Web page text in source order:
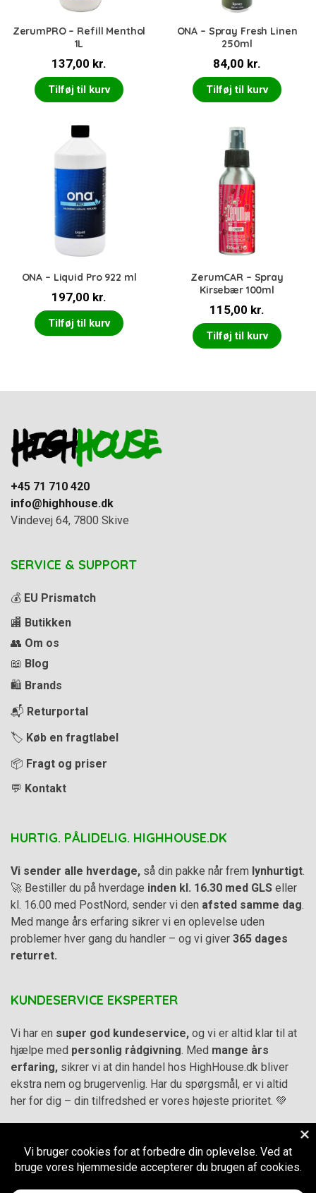
ZerumPRO – Refill Menthol
1L
137,00 kr.
Tilføj til kurv
ONA – Spray Fresh Linen
250ml
84,00 kr.
Tilføj til kurv
ONA – Liquid Pro 922 ml
197,00 kr.
Tilføj til kurv
ZerumCAR – Spray
Kirsebær 100ml
115,00 kr.
Tilføj til kurv
+45 71 710 420
info@highhouse.dk
Vindevej 64, 7800 Skive
SERVICE & SUPPORT
💰 EU Prismatch
🏬 Butikken
👥 Om os
📖 Blog
🛍️ Brands
📬 Returportal
🏷️ Køb en fragtlabel
📦 Fragt og priser
💬 Kontakt
HURTIG. PÅLIDELIG. HIGHHOUSE.DK
Vi sender alle hverdage, så din pakke når frem lynhurtigt.
🚀 Bestiller du på hverdage inden kl. 16.30 med GLS eller
kl. 16.00 med PostNord, sender vi den afsted samme dag.
Med mange års erfaring sikrer vi en oplevelse uden
problemer hver gang du handler – og vi giver 365 dages
returret.
KUNDESERVICE EKSPERTER
Vi har en super god kundeservice, og vi er altid klar til at
hjælpe med personlig rådgivning. Med mange års
erfaring, sikrer vi at din handel hos HighHouse.dk bliver
ekstra nem og brugervenlig. Har du spørgsmål, er vi altid
her for dig – din tilfredshed er vores højeste prioritet. 💚